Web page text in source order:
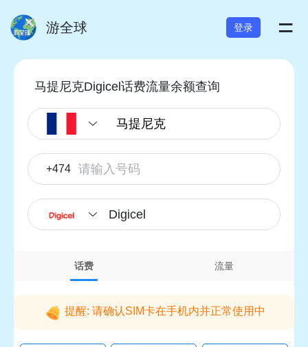
游全球 登录 =
马提尼克Digicel话费流量余额查询
+474
Digicel
话费 流量
提醒: 请确认SIM卡在手机内并正常使用中